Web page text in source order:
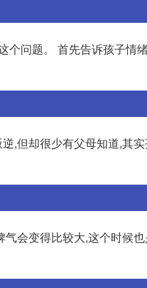
问题。 首先告诉孩子情
,但却很少有父母知道,其
会变得比较大,这个时候